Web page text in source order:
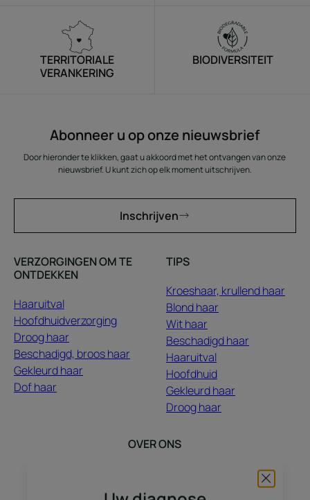
TERRITORIALE
VERANKERING
BIODIVERSITEIT
Abonneer u op onze nieuwsbrief
Door hieronder te klikken, gaat u akkoord met het ontvangen van onze
nieuwsbrief. U kunt zich op elk moment uitschrijven.
Inschrijven
VERZORGINGEN OM TE
ONTDEKKEN
Haaruitval
Hoofdhuidverzorging
Droog haar
Beschadigd, broos haar
Gekleurd haar
Dof haar
TIPS
Kroeshaar, krullend haar
Blond haar
Wit haar
Beschadigd haar
Haaruitval
Hoofdhuid
Gekleurd haar
Droog haar
OVER ONS